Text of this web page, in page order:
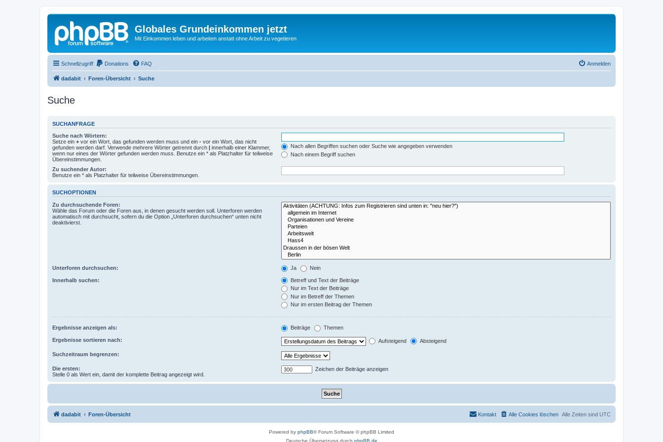
Globales Grundeinkommen jetzt
Mit Einkommen leben und arbeiten anstatt ohne Arbeit zu vegetieren
Schnellzugriff Donations FAQ Anmelden
dadabit Foren-Übersicht Suche
Suche
SUCHANFRAGE
Suche nach Wörtern:
Setze ein + vor ein Wort, das gefunden werden muss und ein - vor ein Wort, das nicht
gefunden werden darf. Verwende mehrere Wörter getrennt durch | innerhalb einer Klammer,
wenn nur eines der Wörter gefunden werden muss. Benutze ein * als Platzhalter für teilweise
Übereinstimmungen.
Nach allen Begriffen suchen oder Suche wie angegeben verwenden
Nach einem Begriff suchen
Zu suchender Autor:
Benutze ein * als Platzhalter für teilweise Übereinstimmungen.
SUCHOPTIONEN
Zu durchsuchende Foren:
Wähle das Forum oder die Foren aus, in denen gesucht werden soll. Unterforen werden
automatisch mit durchsucht, sofern du die Option „Unterforen durchsuchen“ unten nicht
deaktivierst.
Unterforen durchsuchen: Ja Nein
Innerhalb suchen:
Betreff und Text der Beiträge
Nur im Text der Beiträge
Nur im Betreff der Themen
Nur im ersten Beitrag der Themen
Ergebnisse anzeigen als: Beiträge Themen
Ergebnisse sortieren nach: Aufsteigend Absteigend
Suchzeitraum begrenzen:
Die ersten:
Stelle 0 als Wert ein, damit der komplette Beitrag angezeigt wird.
Zeichen der Beiträge anzeigen
dadabit Foren-Übersicht Alle Zeiten sind UTC
Alle Cookies löschen
Kontakt
Powered by phpBB® Forum Software © phpBB Limited
Deutsche Übersetzung durch phpBB.de